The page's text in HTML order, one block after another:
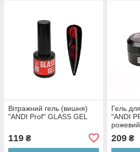
Вітражний гель (вишня)
"ANDI Prof" GLASS GEL
119 ₴
Гель
"ANDI
209₴